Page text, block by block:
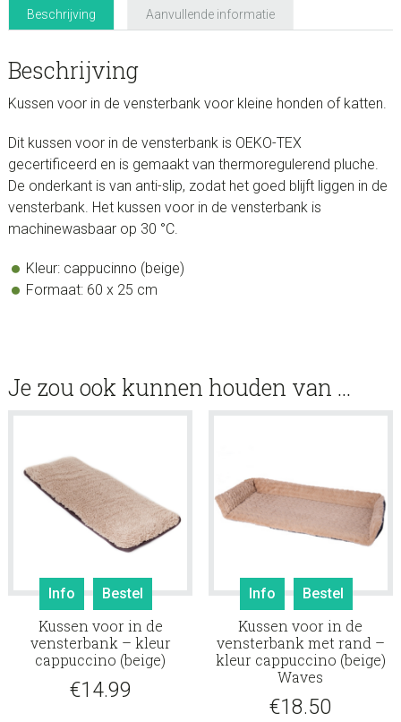
Beschrijving Aanvullende informatie
Beschrijving
Kussen voor in de vensterbank voor kleine honden of katten.
Dit kussen voor in de vensterbank is OEKO-TEX
gecertificeerd en is gemaakt van thermoregulerend pluche.
De onderkant is van anti-slip, zodat het goed blijft liggen in de
vensterbank. Het kussen voor in de vensterbank is
machinewasbaar op 30 °C.
Kleur: cappucinno (beige)
Formaat: 60 x 25 cm
Je zou ook kunnen houden van …
Info Bestel
Kussen voor in de
vensterbank – kleur
cappuccino (beige)
€14.99
Info Bestel
Kussen voor in de
vensterbank met rand –
kleur cappuccino (beige)
Waves
€18.50